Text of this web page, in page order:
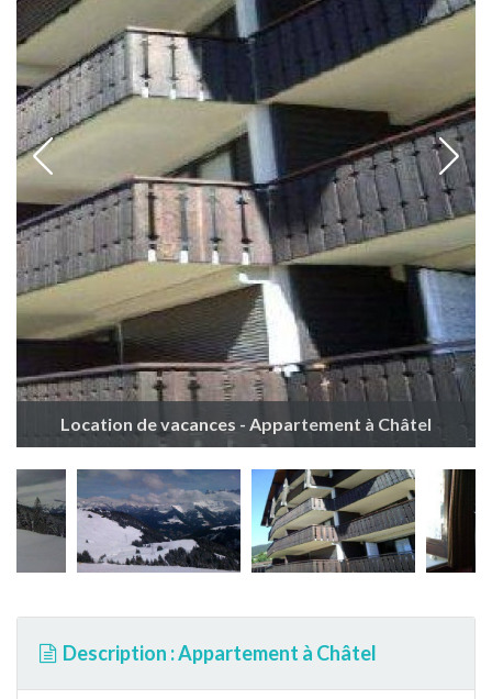
Location de vacances - Appartement à Châtel
Description : Appartement à Châtel